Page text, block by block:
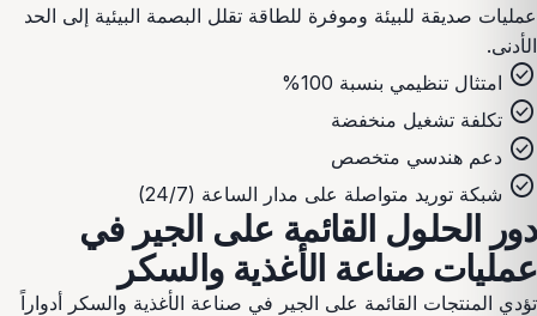
عمليات صديقة للبيئة وموفرة للطاقة تقلل البصمة البيئية إلى الحد
الأدنى.
check_circle امتثال تنظيمي بنسبة 100%
check_circle تكلفة تشغيل منخفضة
check_circle دعم هندسي متخصص
check_circle شبكة توريد متواصلة على مدار الساعة (24/7)
دور الحلول القائمة على الجير في
عمليات صناعة الأغذية والسكر
تؤدي المنتجات القائمة على الجير في صناعة الأغذية والسكر أدواراً